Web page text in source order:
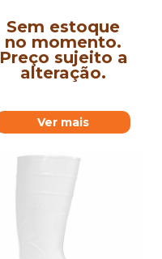
Sem estoque
no momento.
Preço sujeito a
alteração.
Ver mais